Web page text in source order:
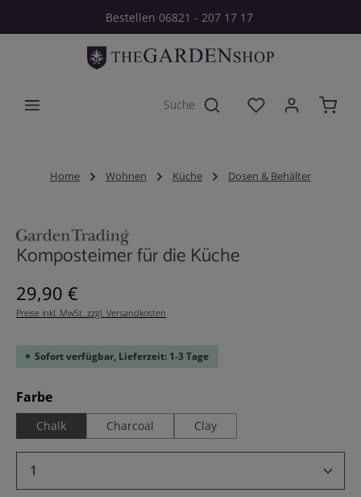
Zum Hauptinhalt springenBestellen 06821 - 207 17 17
Du hast 0
Home Wohnen Küche Dosen & Behälter
Komposteimer für die Küche
Regulärer Preis:
29,90 €
Preise inkl. MwSt. zzgl. Versandkosten
Sofort verfügbar, Lieferzeit: 1-3 Tage
Farbeauswählen
Chalk Charcoal Clay
Produkt Anzahl: Gib den gewünschten